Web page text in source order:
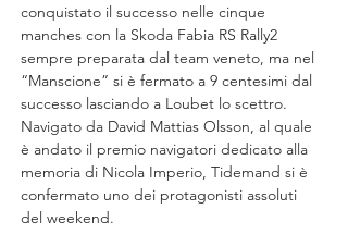
conquistato il successo nelle cinque
manches con la Skoda Fabia RS Rally2
sempre preparata dal team veneto, ma nel
“Manscione” si è fermato a 9 centesimi dal
successo lasciando a Loubet lo scettro.
Navigato da David Mattias Olsson, al quale
è andato il premio navigatori dedicato alla
memoria di Nicola Imperio, Tidemand si è
confermato uno dei protagonisti assoluti
del weekend.